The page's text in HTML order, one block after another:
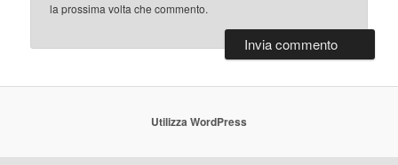
la prossima volta che commento.
Utilizza WordPress